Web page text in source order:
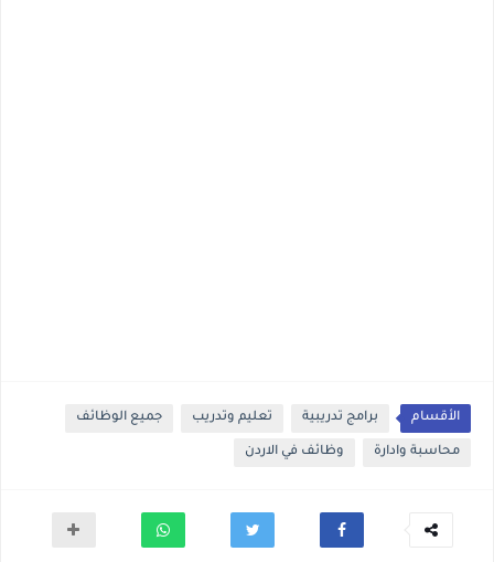
الأقسام برامج تدريبية تعليم وتدريب جميع الوظائف
محاسبة وادارة وظائف في الاردن